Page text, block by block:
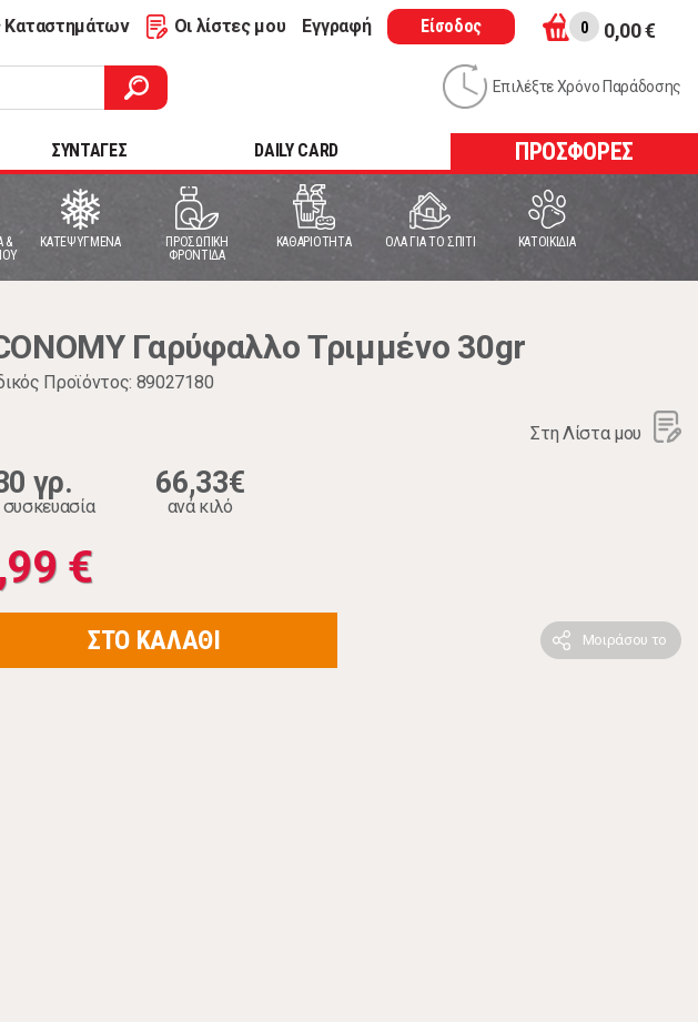
Καταστημάτων Οι λίστες μου Εγγραφή Είσοδος 0 0,00 €
Επιλέξτε Χρόνο Παράδοσης
ΣΥΝΤΑΓΕΣ DAILY CARD ΠΡΟΣΦΟΡΕΣ
&
ΚΑΤΕΨΥΓΜΕΝΑ
ΠΡΟΣΩΠΙΚΗ
ΦΡΟΝΤΙΔΑ
ΚΑΘΑΡΙΟΤΗΤΑ ΟΛΑ ΓΙΑ ΤΟ ΣΠΙΤΙ ΚΑΤΟΙΚΙΔΙΑ
Γαρύφαλλο Τριμμένο 30gr
Προϊόντος: 89027180
Στη Λίστα μου
γρ. 66,33€
ανά κιλό
€
ΣΤΟ ΚΑΛΑΘΙ Μοιράσου το